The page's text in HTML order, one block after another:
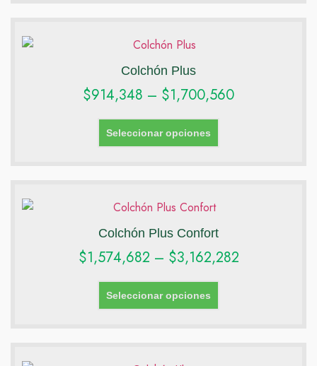
Colchón Plus
$914,348 – $1,700,560
Seleccionar opciones
Colchón Plus Confort
$1,574,682 – $3,162,282
Seleccionar opciones